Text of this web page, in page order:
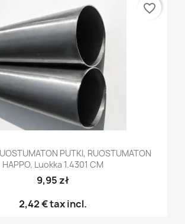
PUTKI, RUOSTUMATON
HAPPO, Luokka 1.4301 CM
9,95 zł
2,42 €tax incl.
favorite_border